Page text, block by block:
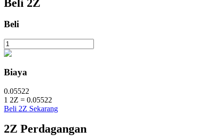
Beli 2Z
Beli
Biaya
0.05522
1 2Z = 0.05522
Beli 2Z Sekarang
2Z Perdagangan